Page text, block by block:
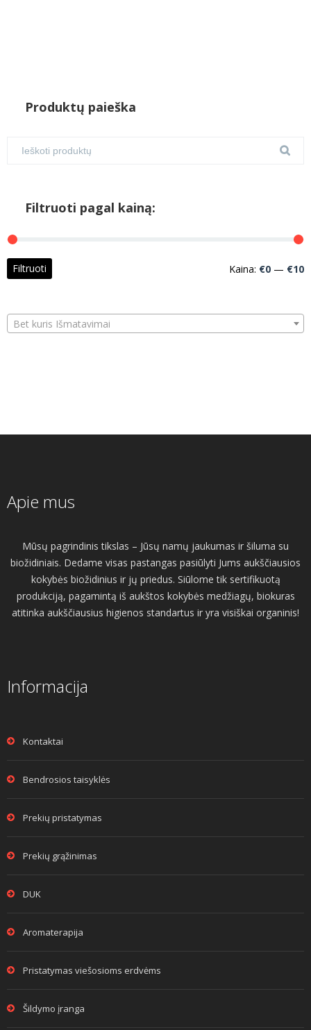
Produktų paieška
Filtruoti pagal kainą:
Filtruoti Kaina: €0 — €10
Bet kuris Išmatavimai
Apie mus
Mūsų pagrindinis tikslas – Jūsų namų jaukumas ir šiluma su
biožidiniais. Dedame visas pastangas pasiūlyti Jums aukščiausios
kokybės biožidinius ir jų priedus. Siūlome tik sertifikuotą
produkciją, pagamintą iš aukštos kokybės medžiagų, biokuras
atitinka aukščiausius higienos standartus ir yra visiškai organinis!
Informacija
Kontaktai
Bendrosios taisyklės
Prekių pristatymas
Prekių grąžinimas
DUK
Aromaterapija
Pristatymas viešosioms erdvėms
Šildymo įranga